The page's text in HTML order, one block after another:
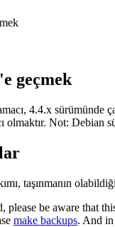
geçmek
4.4.x sürümünde
olmaktır. Not: Debian
taşınmanın
please be aware that
make backups. And in